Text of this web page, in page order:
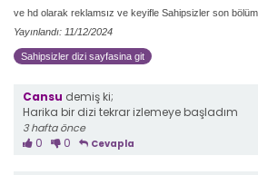
ve hd olarak reklamsız ve keyifle Sahipsizler son
Yayınlandı: 11/12/2024
Sahipsizler dizi sayfasina git
Cansu demiş ki;
Harika bir dizi tekrar izlemeye başladım
3 hafta önce
0 0 Cevapla